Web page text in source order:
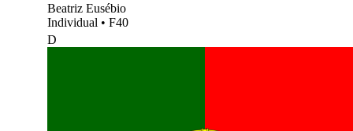
Beatriz Eusébio
Individual • F40
D